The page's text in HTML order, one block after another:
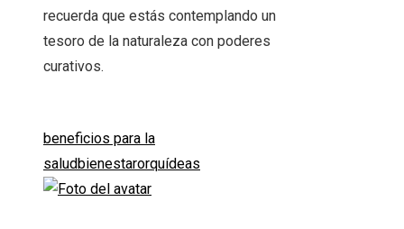
recuerda que estás contemplando un
tesoro de la naturaleza con poderes
curativos.
beneficios para la
saludbienestarorquídeas